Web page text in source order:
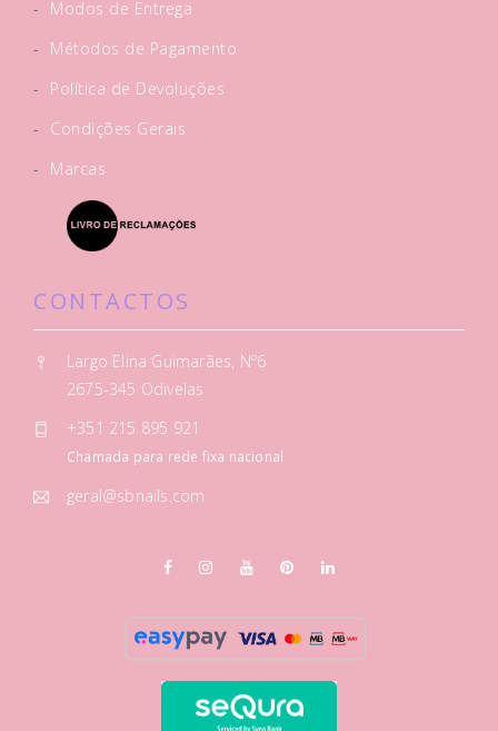
-
Modos de Entrega
-
Métodos de Pagamento
-
Política de Devoluções
-
Condições Gerais
-
Marcas
CONTACTOS
Largo Elina Guimarães, Nº6
2675-345 Odivelas
+351 215 895 921
Chamada para rede fixa nacional
geral@sbnails.com